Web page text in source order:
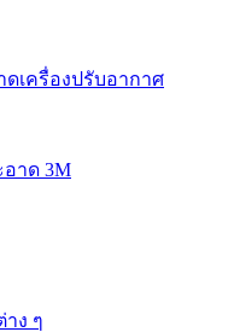
เครื่องปรับอากาศ
าด 3M
าง ๆ